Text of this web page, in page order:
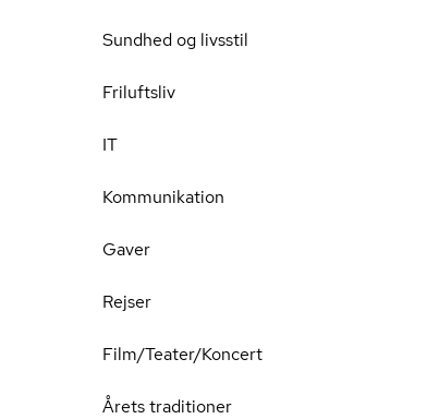
Sundhed og livsstil
Friluftsliv
IT
Kommunikation
Gaver
Rejser
Film/Teater/Koncert
Årets traditioner